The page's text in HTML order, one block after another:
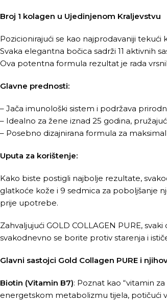
Broj 1 kolagen u Ujedinjenom Kraljevstvu
Pozicionirajući se kao najprodavaniji
Svaka elegantna bočica sadrži 11 aktivnih
Ova potentna formula rezultat je rada
Glavne prednosti:
– Jača imunološki sistem i podržava
– Idealno za žene iznad 25 godina,
– Posebno dizajnirana formula za
Uputa za korištenje:
Kako biste postigli najbolje rezultate,
glatkoće kože i 9 sedmica za poboljšanje
prije upotrebe.
Zahvaljujući GOLD COLLAGEN PURE,
svakodnevno se borite protiv starenja i
Glavni sastojci Gold Collagen PURE i
Biotin (Vitamin B7): Poznat kao “vitamin
energetskom metabolizmu tijela, potičući